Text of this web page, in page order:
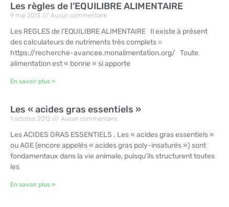
Les règles de l’EQUILIBRE ALIMENTAIRE
9 mai 2013 Aucun commentaire
Les REGLES de l’EQUILIBRE ALIMENTAIRE Il existe à présent
des calculateurs de nutriments très complets =
https://recherche-avancee.monalimentation.org/ Toute
alimentation est « bonne » si apporte
En savoir plus »
Les « acides gras essentiels »
1 octobre 2012 Aucun commentaire
Les ACIDES GRAS ESSENTIELS . Les « acides gras essentiels »
ou AGE (encore appelés « acides gras poly-insaturés ») sont
fondamentaux dans la vie animale, puisqu’ils structurent toutes
les
En savoir plus »